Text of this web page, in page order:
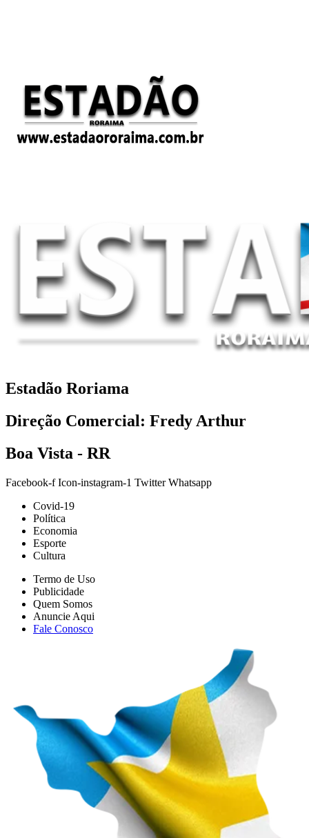
Estadão Roriama
Direção Comercial: Fredy Arthur
Boa Vista - RR
Facebook-f Icon-instagram-1 Twitter Whatsapp
Covid-19
Política
Economia
Esporte
Cultura
Termo de Uso
Publicidade
Quem Somos
Anuncie Aqui
Fale Conosco